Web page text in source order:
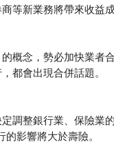
等新業務將帶來收益
概念，勢必加快業者
都會出現合併話題。
調整銀行業、保險業
影響將大於壽險。